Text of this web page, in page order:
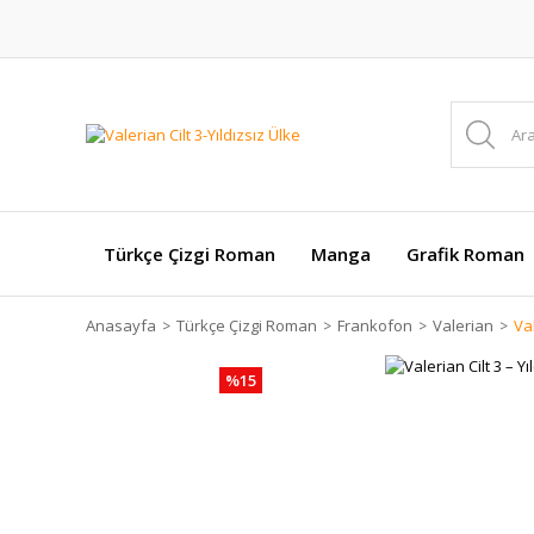
Türkçe Çizgi Roman Manga Grafik Roman
Anasayfa Türkçe Çizgi Roman Frankofon Valerian
%15